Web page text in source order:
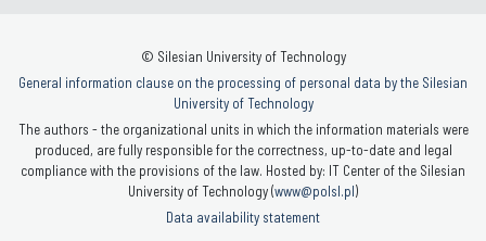
© Silesian University of Technology
General information clause on the processing of personal data by the Silesian
University of Technology
The authors - the organizational units in which the information materials were
produced, are fully responsible for the correctness, up-to-date and legal
compliance with the provisions of the law. Hosted by: IT Center of the Silesian
University of Technology (www@polsl.pl)
Data availability statement